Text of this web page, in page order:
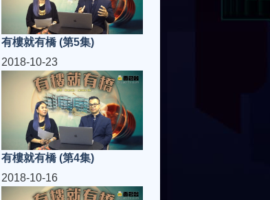
有樓就有橋 (第5集)
2018-10-23
有樓就有橋 (第4集)
2018-10-16